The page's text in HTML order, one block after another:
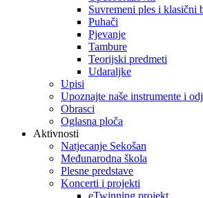
Suvremeni ples i klasični
Puhači
Pjevanje
Tambure
Teorijski predmeti
Udaraljke
Upisi
Upoznajte naše instrumente i
Obrasci
Oglasna ploča
Aktivnosti
Natjecanje Sekošan
Međunarodna škola
Plesne predstave
Koncerti i projekti
eTwinning projekt